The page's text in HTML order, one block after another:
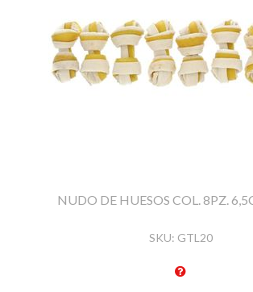
NUDO DE HUESOS COL. 8PZ.
SKU: GTL20